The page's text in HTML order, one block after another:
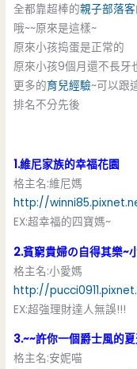
全都靠超棒的親子部落客
哦~~原來是這樣~
原來小孩捣蛋是正常的
原來小孩9個月還不長牙
更多的育兒經驗~可以跟
排名不分先後
1.維尼家族的幸福花園
格主名:維尼媽
http://
EX:超幸福的四寶媽~
2.貧窮貴婦の自得其樂~
格主名:小愛媽
http://
EX:超強理財達人無誤!!!
3.~~許你一個爵士風的
格主名:安妮喵